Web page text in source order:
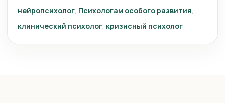
нейропсихолог Психологам особого развития
клинический психолог кризисный психолог